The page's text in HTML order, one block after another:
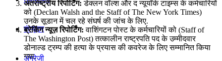
कंप्यूटर
अंग्रेजी
अंतर्राष्ट्रीय रिपोर्टिंग: डेक्लन वॉल्श और द न्यूयॉर्क टाइम्स के कर्मचारियों
को (Declan Walsh and the Staff of The New York Times)
उनके सूडान में चल रहे संघर्ष की जांच के लिए.
ब्रेकिंग न्यूज़ रिपोर्टिंग: वाशिंगटन पोस्ट के कर्मचारियों को (Staff of
The Washington Post) तत्कालीन राष्ट्रपति पद के उम्मीदवार
डोनाल्ड ट्रम्प की हत्या के प्रयास की कवरेज के लिए सम्मानित किया
गया.